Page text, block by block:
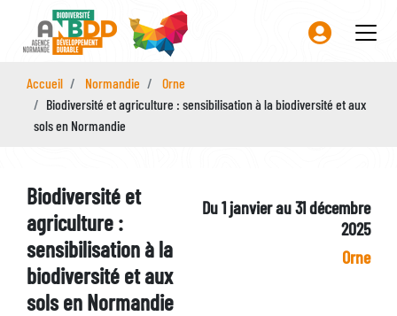
contenu
Accueil Normandie
Orne
Biodiversité et agriculture : sensibilisation à la biodiversité et aux
sols en Normandie
Biodiversité et
agriculture :
sensibilisation à la
biodiversité et aux
sols en Normandie
Du 1 janvier au 31 décembre
2025
Orne